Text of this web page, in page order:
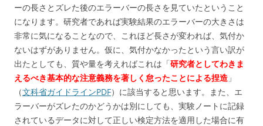
ーの長さとズレた後のエラーバーの長さを見ていたということ
になります。研究者であれば実験結果のエラーバーの大きさは
非常に気になることなので、これほど長さが変われば、気付か
ないはずがありません。仮に、気付かなかったという言い訳が
出たとしても、質や量を考えればこれは「研究者としてわきま
えるべき基本的な注意義務を著しく怠ったことによる捏造 」
（文科省ガイドラインPDF）に該当すると思います。また、エ
ラーバーがズレたのかどうかは別にしても、実験ノートに記録
されているデータに対して正しい検定方法を適用した場合に有